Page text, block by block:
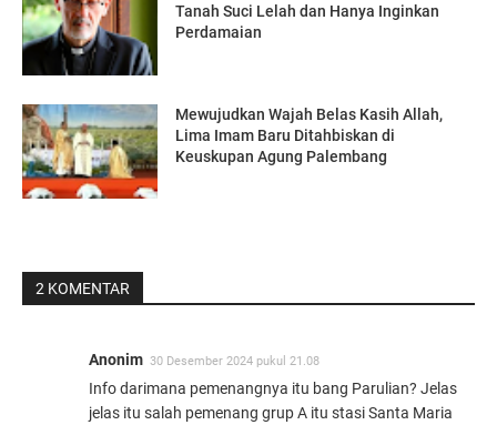
Tanah Suci Lelah dan Hanya Inginkan
Perdamaian
Mewujudkan Wajah Belas Kasih Allah,
Lima Imam Baru Ditahbiskan di
Keuskupan Agung Palembang
2 KOMENTAR
Anonim 30 Desember 2024 pukul 21.08
Info darimana pemenangnya itu bang Parulian? Jelas
jelas itu salah pemenang grup A itu stasi Santa Maria